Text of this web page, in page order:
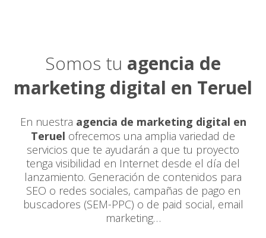
Somos tu agencia de
marketing digital en Teruel
En nuestra agencia de marketing digital en
Teruel ofrecemos una amplia variedad de
servicios que te ayudarán a que tu proyecto
tenga visibilidad en Internet desde el día del
lanzamiento. Generación de contenidos para
SEO o redes sociales, campañas de pago en
buscadores (SEM-PPC) o de paid social, email
marketing…